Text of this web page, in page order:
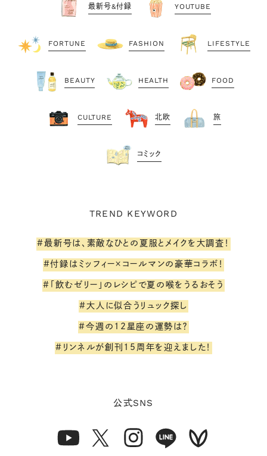
最新号&付録 YOUTUBE
FORTUNE FASHION LIFESTYLE
BEAUTY HEALTH FOOD
CULTURE 北欧 旅
コミック
TREND KEYWORD
#最新号は、素敵なひとの夏服とメイクを大調査！
#付録はミッフィー×コールマンの豪華コラボ！
#「飲むゼリー」のレシピで夏の喉をうるおそう
#大人に似合うリュック探し
#今週の12星座の運勢は？
#リンネルが創刊15周年を迎えました！
公式SNS